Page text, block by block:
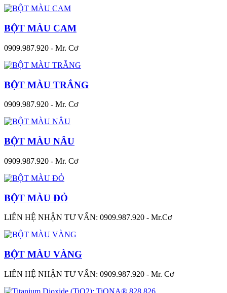
BỘT MÀU CAM
0909.987.920 - Mr. Cơ
BỘT MÀU TRẮNG
0909.987.920 - Mr. Cơ
BỘT MÀU NÂU
0909.987.920 - Mr. Cơ
BỘT MÀU ĐỎ
LIÊN HỆ NHẬN TƯ VẤN: 0909.987.920 - Mr.Cơ
BỘT MÀU VÀNG
LIÊN HỆ NHẬN TƯ VẤN: 0909.987.920 - Mr. Cơ